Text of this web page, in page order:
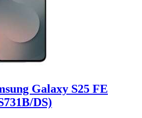
Galaxy S25 FE
DS)